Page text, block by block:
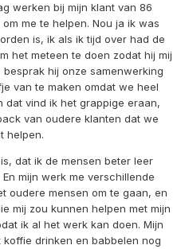
werken bij mijn klant van 86
me te helpen. Nou ja ik was
is, ik als ik tijd over had de
het meteen te doen zodat hij mij
hij onze samenwerking
van te maken omdat we heel
dat vind ik het grappige eraan,
van oudere klanten dat we
helpen.
dat ik de mensen beter leer
mijn werk me verschillende
oudere mensen om te gaan, en
mij zou kunnen helpen met mijn
ik al het werk kan doen. Mijn
drinken en babbelen nog